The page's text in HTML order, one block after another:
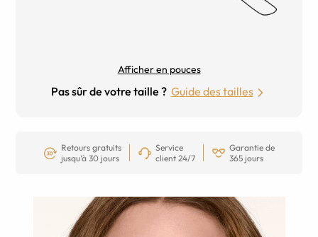
Afficher en pouces
Pas sûr de votre taille ? Guide des tailles
Retours gratuits
jusqu’à 30 jours
Service
client 24/7
Garantie de
365 jours